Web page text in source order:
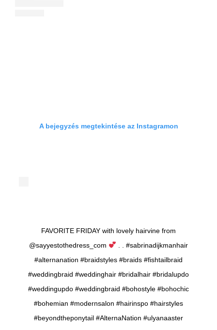
A bejegyzés megtekintése az Instagramon
FAVORITE FRIDAY with lovely hairvine from
@sayyestothedress_com
. . #sabrinadijkmanhair
#alternanation #braidstyles #braids #fishtailbraid
#weddingbraid #weddinghair #bridalhair #bridalupdo
#weddingupdo #weddingbraid #bohostyle #bohochic
#bohemian #modernsalon #hairinspo #hairstyles
#beyondtheponytail #AlternaNation #ulyanaaster